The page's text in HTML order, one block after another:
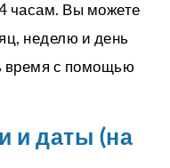
часам. Вы можете
неделю и день
время с помощью
и даты (на